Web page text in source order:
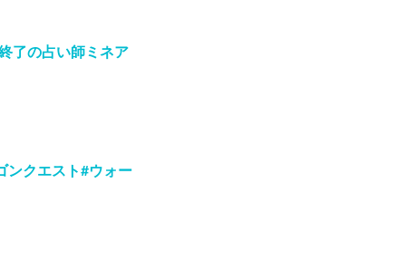
了の占い師ミネア
ンクエスト#ウォー